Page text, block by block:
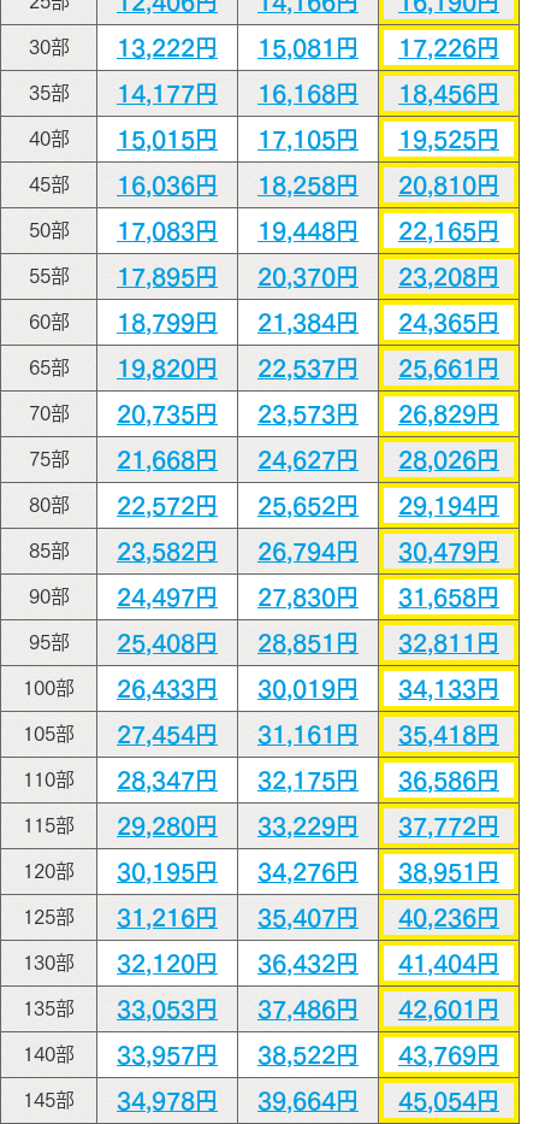
30部 13,222円 15,081円 17,226円
35部 14,177円 16,168円 18,456円
40部 15,015円 17,105円 19,525円
45部 16,036円 18,258円 20,810円
50部 17,083円 19,448円 22,165円
55部 17,895円 20,370円 23,208円
60部 18,799円 21,384円 24,365円
65部 19,820円 22,537円 25,661円
70部 20,735円 23,573円 26,829円
75部 21,668円 24,627円 28,026円
80部 22,572円 25,652円 29,194円
85部 23,582円 26,794円 30,479円
90部 24,497円 27,830円 31,658円
95部 25,408円 28,851円 32,811円
100部 26,433円 30,019円 34,133円
105部 27,454円 31,161円 35,418円
110部 28,347円 32,175円 36,586円
115部 29,280円 33,229円 37,772円
120部 30,195円 34,276円 38,951円
125部 31,216円 35,407円 40,236円
130部 32,120円 36,432円 41,404円
135部 33,053円 37,486円 42,601円
140部 33,957円 38,522円 43,769円
145部 34,978円 39,664円 45,054円